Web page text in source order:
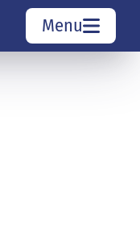
Menu